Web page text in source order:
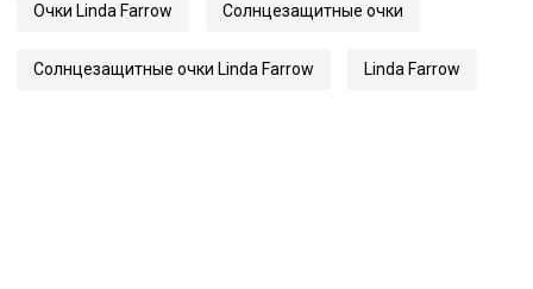
Очки Linda Farrow Солнцезащитные очки
Солнцезащитные очки Linda Farrow Linda Farrow